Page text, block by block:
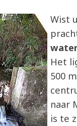
Wist
Het
500
naar
is te